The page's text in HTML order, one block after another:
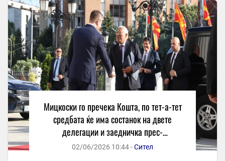
Мицкоски го пречека Кошта, по тет-а-тет
средбата ќе има состанок на двете
делегации и заедничка прес-
конференција
02/06/2026 10:44 -Сител